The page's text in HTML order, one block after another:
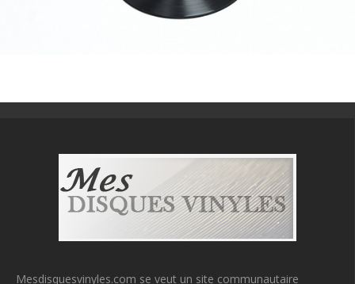
Mesdisquesvinyles.com se veut un site communautaire